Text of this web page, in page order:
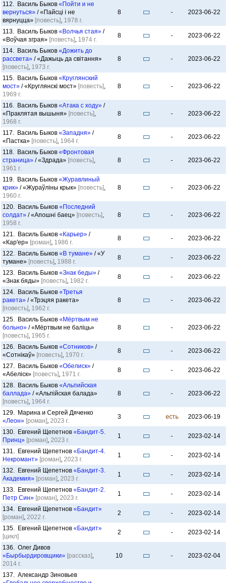
112. Василь Быков «Пойти и не
вернуться» / «Пайсцi i не
вярнуцца» [повесть], 1978 г.
8 - 2023-06-22
113. Василь Быков «Волчья стая» /
«Воўчая зграя» [повесть], 1974 г.
8 - 2023-06-22
114. Василь Быков «Дожить до
рассвета» / «Дажыць да світання»
[повесть], 1973 г.
8 - 2023-06-22
115. Василь Быков «Круглянский
мост» / «Круглянскі мост» [повесть],
1969 г.
8 - 2023-06-22
116. Василь Быков «Атака с ходу» /
«Праклятая вышыня» [повесть],
1968 г.
8 - 2023-06-22
117. Василь Быков «Западня» /
«Пастка» [повесть], 1964 г.
8 - 2023-06-22
118. Василь Быков «Фронтовая
страница» / «Здрада» [повесть],
1961 г.
8 - 2023-06-22
119. Василь Быков «Журавлиный
крик» / «Жураўлiны крык» [повесть],
1960 г.
8 - 2023-06-22
120. Василь Быков «Последний
солдат» / «Апошні баец» [повесть],
1958 г.
8 - 2023-06-22
121. Василь Быков «Карьер» /
«Кар'ер» [роман], 1986 г.
8 - 2023-06-22
122. Василь Быков «В тумане» / «У
тумане» [повесть], 1988 г.
8 - 2023-06-22
123. Василь Быков «Знак беды» /
«Знак бяды» [повесть], 1982 г.
8 - 2023-06-22
124. Василь Быков «Третья
ракета» / «Трэцяя ракета»
[повесть], 1962 г.
8 - 2023-06-22
125. Василь Быков «Мёртвым не
больно» / «Мёртвым не баліць»
[повесть], 1965 г.
8 - 2023-06-22
126. Василь Быков «Сотников» /
«Сотнiкаў» [повесть], 1970 г.
8 - 2023-06-22
127. Василь Быков «Обелиск» /
«Абелiск» [повесть], 1971 г.
8 - 2023-06-22
128. Василь Быков «Альпийская
баллада» / «Альпійская балада»
[повесть], 1964 г.
8 - 2023-06-22
129. Марина и Сергей Дяченко
«Леон» [роман], 2023 г.
3 есть 2023-06-19
130. Евгений Щепетнов «Бандит-5.
Принц» [роман], 2023 г.
1 - 2023-02-14
131. Евгений Щепетнов «Бандит-4.
Некромант» [роман], 2023 г.
1 - 2023-02-14
132. Евгений Щепетнов «Бандит-3.
Академия» [роман], 2023 г.
1 - 2023-02-14
133. Евгений Щепетнов «Бандит-2.
Петр Син» [роман], 2023 г.
1 - 2023-02-14
134. Евгений Щепетнов «Бандит»
[роман], 2022 г.
2 - 2023-02-14
135. Евгений Щепетнов «Бандит»
[цикл]
2 - 2023-02-14
136. Олег Дивов
«Бырбырдировщики» [рассказ],
2014 г.
10 - 2023-02-04
137. Александр Зиновьев